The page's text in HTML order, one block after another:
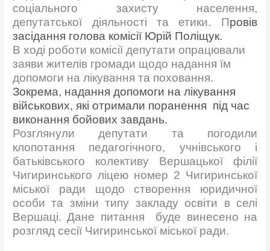
соціального захисту населення,
депутатської діяльності та етики. Провів
засідання голова комісії Юрій Поліщук.
В ході роботи комісії депутати опрацювали
заяви жителів громади щодо надання їм
допомоги на лікування та поховання.
Зокрема, надання допомоги на лікування
військових, які отримали поранення під час
виконання бойових завдань.
Розглянули депутати та погодили
клопотання педагогічного, учнівського і
батьківського колективу Вершацької філії
Чигиринського ліцею номер 2 Чигиринської
міської ради щодо створення юридичної
особи та зміни типу закладу освіти в селі
Вершаці. Дане питання буде винесено на
розгляд сесії Чигиринської міської ради.